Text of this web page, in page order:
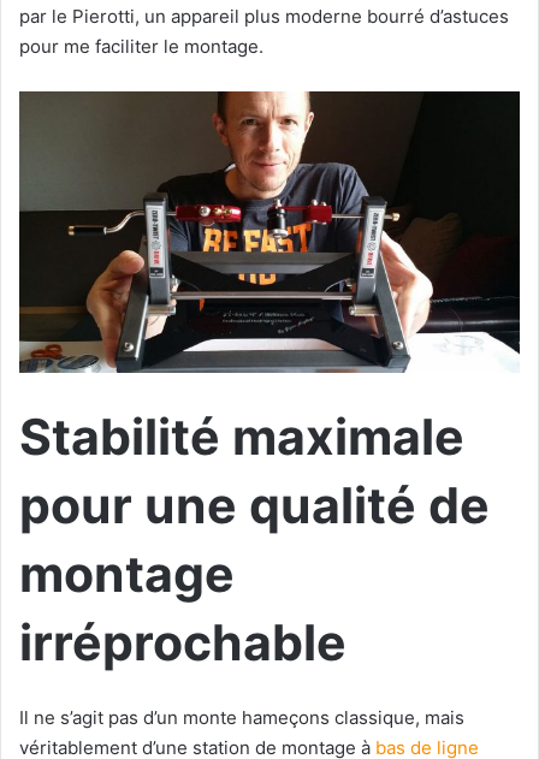
par le Pierotti, un appareil plus moderne bourré d’astuces
pour me faciliter le montage.
Stabilité maximale
pour une qualité de
montage
irréprochable
Il ne s’agit pas d’un monte hameçons classique, mais
véritablement d’une station de montage à bas de ligne